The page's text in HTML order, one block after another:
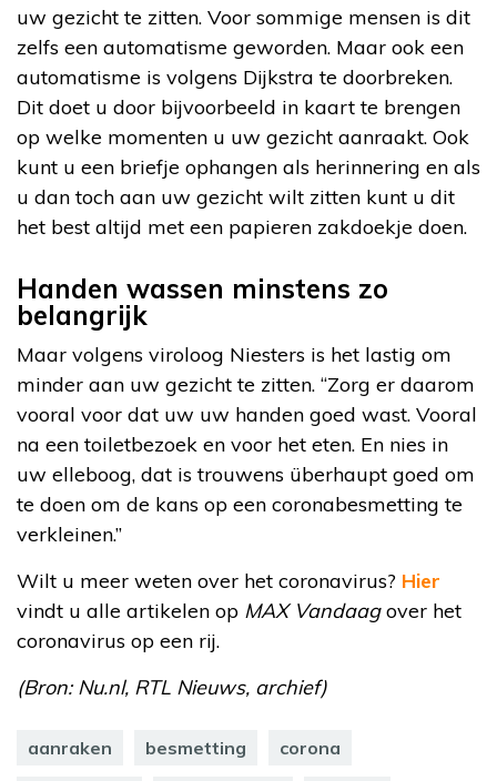
uw gezicht te zitten. Voor sommige mensen is dit
zelfs een automatisme geworden. Maar ook een
automatisme is volgens Dijkstra te doorbreken.
Dit doet u door bijvoorbeeld in kaart te brengen
op welke momenten u uw gezicht aanraakt. Ook
kunt u een briefje ophangen als herinnering en als
u dan toch aan uw gezicht wilt zitten kunt u dit
het best altijd met een papieren zakdoekje doen.
Handen wassen minstens zo
belangrijk
Maar volgens viroloog Niesters is het lastig om
minder aan uw gezicht te zitten. “Zorg er daarom
vooral voor dat uw uw handen goed wast. Vooral
na een toiletbezoek en voor het eten. En nies in
uw elleboog, dat is trouwens überhaupt goed om
te doen om de kans op een coronabesmetting te
verkleinen.”
Wilt u meer weten over het coronavirus? Hier
vindt u alle artikelen op MAX Vandaagover het
coronavirus op een rij.
(Bron: Nu.nl, RTL Nieuws, archief)
aanraken besmetting corona